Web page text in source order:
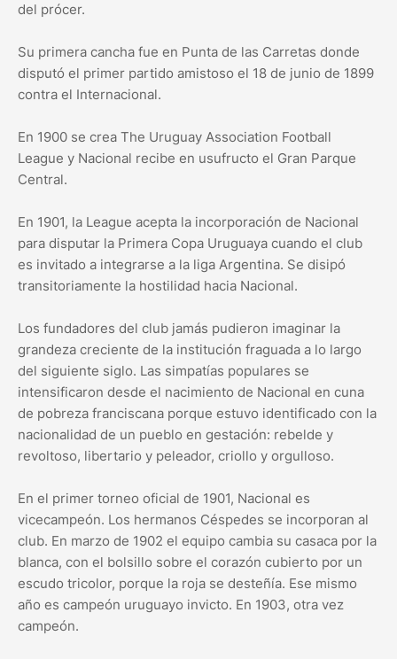
del prócer.
Su primera cancha fue en Punta de las Carretas donde
disputó el primer partido amistoso el 18 de junio de 1899
contra el Internacional.
En 1900 se crea The Uruguay Association Football
League y Nacional recibe en usufructo el Gran Parque
Central.
En 1901, la League acepta la incorporación de Nacional
para disputar la Primera Copa Uruguaya cuando el club
es invitado a integrarse a la liga Argentina. Se disipó
transitoriamente la hostilidad hacia Nacional.
Los fundadores del club jamás pudieron imaginar la
grandeza creciente de la institución fraguada a lo largo
del siguiente siglo. Las simpatías populares se
intensificaron desde el nacimiento de Nacional en cuna
de pobreza franciscana porque estuvo identificado con la
nacionalidad de un pueblo en gestación: rebelde y
revoltoso, libertario y peleador, criollo y orgulloso.
En el primer torneo oficial de 1901, Nacional es
vicecampeón. Los hermanos Céspedes se incorporan al
club. En marzo de 1902 el equipo cambia su casaca por la
blanca, con el bolsillo sobre el corazón cubierto por un
escudo tricolor, porque la roja se desteñía. Ese mismo
año es campeón uruguayo invicto. En 1903, otra vez
campeón.